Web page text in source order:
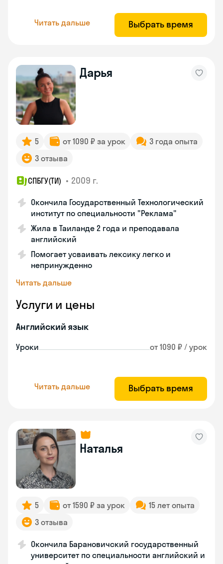
Читать дальше Выбрать время
Дарья
5 от 1090 ₽ за урок
3 года опыта
3 отзыва
СПБГУ(ТИ) • 2009 г.
Окончила Государственный Технологический
институт по специальности "Реклама"
Жила в Таиланде 2 года и преподавала
английский
Помогает усваивать лексику легко и
непринужденно
Читать дальше
Услуги и цены
Английский язык
Уроки от 1090 ₽ / урок
Читать дальше Выбрать время
Наталья
5 от 1590 ₽ за урок
15 лет опыта
3 отзыва
Окончила Барановичский государственный
университет по специальности английский и